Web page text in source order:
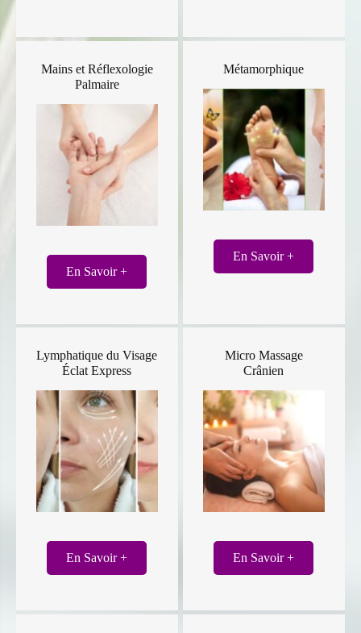
Mains et Réflexologie
Palmaire
En Savoir +
Métamorphique
En Savoir +
Lymphatique du Visage
Éclat Express
En Savoir +
Micro Massage
Crânien
En Savoir +